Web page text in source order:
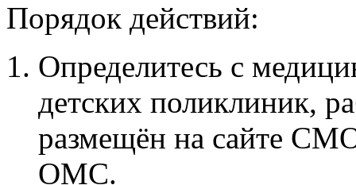
Порядок действий:
Определитесь с
детских поликлиник,
размещён на сайте
ОМС.